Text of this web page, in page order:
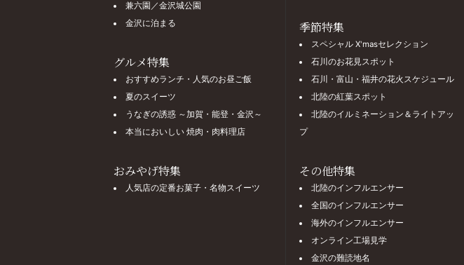
兼六園／金沢城公園
金沢に泊まる
グルメ特集
おすすめランチ・人気のお昼ご飯
夏のスイーツ
うなぎの誘惑 ～加賀・能登・金沢～
本当においしい 焼肉・肉料理店
おみやげ特集
人気店の定番お菓子・名物スイーツ
季節特集
スペシャル X'masセレクション
石川のお花見スポット
石川・富山・福井の花火スケジュール
北陸の紅葉スポット
北陸のイルミネーション＆ライトアッ
プ
その他特集
北陸のインフルエンサー
全国のインフルエンサー
海外のインフルエンサー
オンライン工場見学
金沢の難読地名